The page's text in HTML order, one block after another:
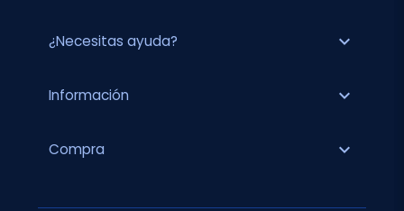
¿Necesitas ayuda? expand_more
Información expand_more
Compra expand_more